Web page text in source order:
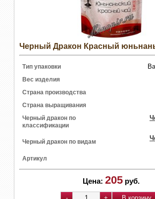
Черный Дракон Красный
Тип упаковки
Вес изделия
Страна производства
Страна выращивания
Черный дракон по
классификации
Черный дракон по видам
Артикул
Цена: 205 руб.